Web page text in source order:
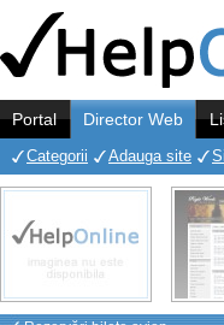
Portal Director Web
Categorii Adauga site